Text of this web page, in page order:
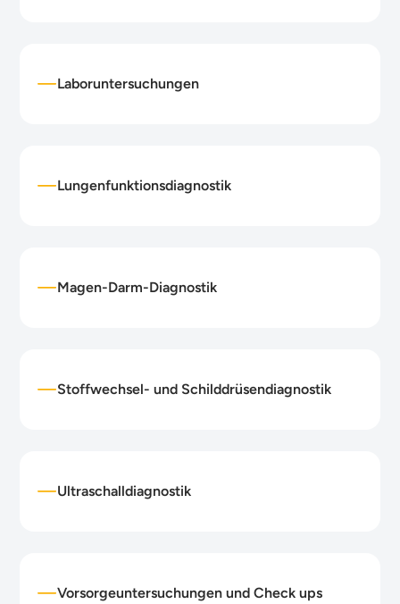
Laboruntersuchungen
Lungenfunktionsdiagnostik
Magen-Darm-Diagnostik
Stoffwechsel- und Schilddrüsendiagnostik
Ultraschalldiagnostik
Vorsorgeuntersuchungen und Check ups